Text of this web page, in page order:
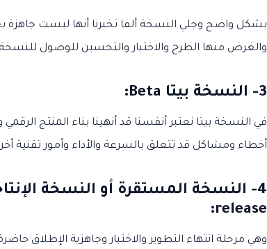
بشكل واضح وجلي النسخة ألفا تخبرنا أنها ليست
والغرض منها الطرح والاختبار والتحسين للوصول للنسخة
3- النسخة بيتا Beta :
في النسخة بيتا نعتبر أنفسنا قد أنهينا بناء المنتج
أخطاء ومشاكل قد تتعلق بالسرعة والأداء وأمور تقنية
4-
release
:
وهي مرحلة انتهاء التطوير والاختبار وجاهزية الإطلاق